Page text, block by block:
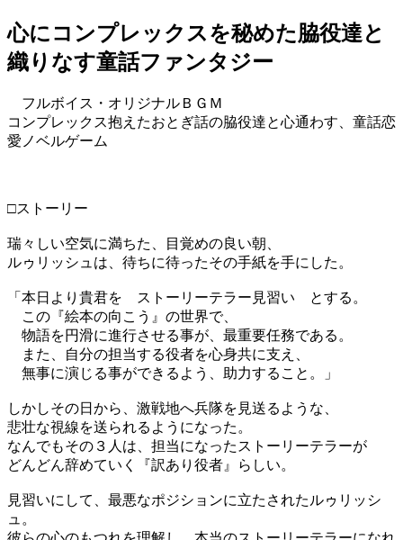
心にコンプレックスを秘めた脇役達と
織りなす童話ファンタジー
フルボイス・オリジナルＢＧＭ
コンプレックス抱えたおとぎ話の脇役達と心通わす、童話恋
愛ノベルゲーム
□ストーリー
瑞々しい空気に満ちた、目覚めの良い朝、
ルゥリッシュは、待ちに待ったその手紙を手にした。
「本日より貴君を ストーリーテラー見習い とする。
この『絵本の向こう』の世界で、
物語を円滑に進行させる事が、最重要任務である。
また、自分の担当する役者を心身共に支え、
無事に演じる事ができるよう、助力すること。」
しかしその日から、激戦地へ兵隊を見送るような、
悲壮な視線を送られるようになった。
なんでもその３人は、担当になったストーリーテラーが
どんどん辞めていく『訳あり役者』らしい。
見習いにして、最悪なポジションに立たされたルゥリッシ
ュ。